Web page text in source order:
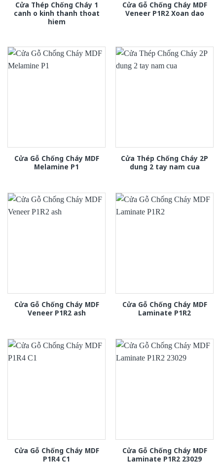
Cửa Thép Chống Cháy 1
canh o kinh thanh thoat
hiem
Cửa Gỗ Chống Cháy MDF
Veneer P1R2 Xoan dao
Cửa Gỗ Chống Cháy MDF
Melamine P1
Cửa Thép Chống Cháy 2P
dung 2 tay nam cua
Cửa Gỗ Chống Cháy MDF
Veneer P1R2 ash
Cửa Gỗ Chống Cháy MDF
Laminate P1R2
Cửa Gỗ Chống Cháy MDF
P1R4 C1
Cửa Gỗ Chống Cháy MDF
Laminate P1R2 23029